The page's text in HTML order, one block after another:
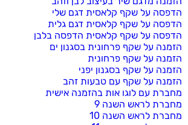
הדפסה על שקף קלאסית דגם שלי
הדפסה על שקף קלאסית דגם גלית
הדפסה על שקף קלאסית הדפסה בלבן
הזמנה על שקף פרחונית בסגנון ים
הזמנה על שקף פרחונית
הזמנה על שקף בסגנון יפני
הזמנה על שקף עם טבעות זהב
מחברת עם לוגו אות בהזמנה אישית
מחברת לראש השנה 9
מחברת לראש השנה 10